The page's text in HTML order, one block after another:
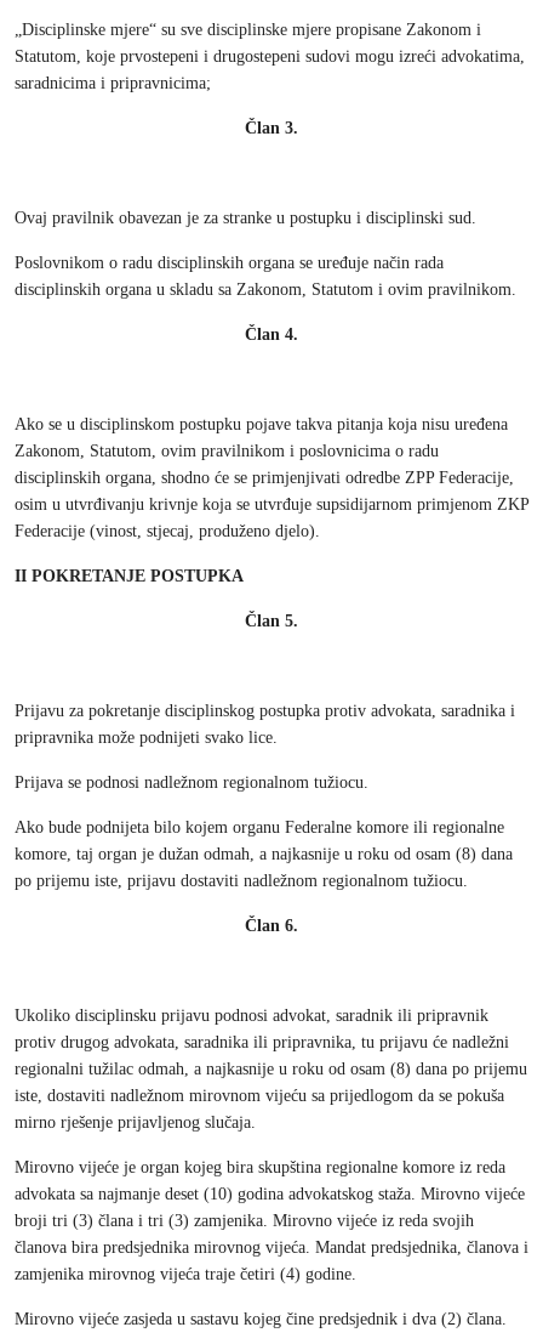
„Disciplinske mjere“ su sve disciplinske mjere propisane Zakonom i
Statutom, koje prvostepeni i drugostepeni sudovi mogu izreći advokatima,
saradnicima i pripravnicima;
Član 3.
Ovaj pravilnik obavezan je za stranke u postupku i disciplinski sud.
Poslovnikom o radu disciplinskih organa se uređuje način rada
disciplinskih organa u skladu sa Zakonom, Statutom i ovim pravilnikom.
Član 4.
Ako se u disciplinskom postupku pojave takva pitanja koja nisu uređena
Zakonom, Statutom, ovim pravilnikom i poslovnicima o radu
disciplinskih organa, shodno će se primjenjivati odredbe ZPP Federacije,
osim u utvrđivanju krivnje koja se utvrđuje supsidijarnom primjenom ZKP
Federacije (vinost, stjecaj, produženo djelo).
II POKRETANJE POSTUPKA
Član 5.
Prijavu za pokretanje disciplinskog postupka protiv advokata, saradnika i
pripravnika može podnijeti svako lice.
Prijava se podnosi nadležnom regionalnom tužiocu.
Ako bude podnijeta bilo kojem organu Federalne komore ili regionalne
komore, taj organ je dužan odmah, a najkasnije u roku od osam (8) dana
po prijemu iste, prijavu dostaviti nadležnom regionalnom tužiocu.
Član 6.
Ukoliko disciplinsku prijavu podnosi advokat, saradnik ili pripravnik
protiv drugog advokata, saradnika ili pripravnika, tu prijavu će nadležni
regionalni tužilac odmah, a najkasnije u roku od osam (8) dana po prijemu
iste, dostaviti nadležnom mirovnom vijeću sa prijedlogom da se pokuša
mirno rješenje prijavljenog slučaja.
Mirovno vijeće je organ kojeg bira skupština regionalne komore iz reda
advokata sa najmanje deset (10) godina advokatskog staža. Mirovno vijeće
broji tri (3) člana i tri (3) zamjenika. Mirovno vijeće iz reda svojih
članova bira predsjednika mirovnog vijeća. Mandat predsjednika, članova i
zamjenika mirovnog vijeća traje četiri (4) godine.
Mirovno vijeće zasjeda u sastavu kojeg čine predsjednik i dva (2) člana.